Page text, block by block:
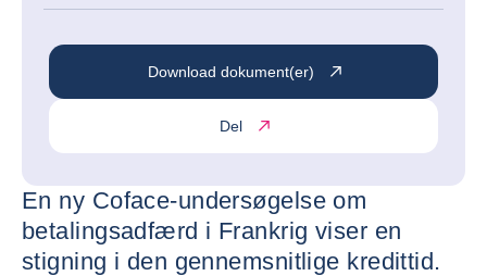
Download dokument(er)
Del
En ny Coface-undersøgelse om
betalingsadfærd i Frankrig viser en
stigning i den gennemsnitlige kredittid.